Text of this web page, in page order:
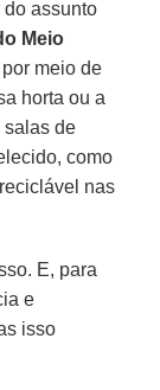
do assunto
Meio
meio de
horta ou a
salas de
como
nas
E, para
e
isso